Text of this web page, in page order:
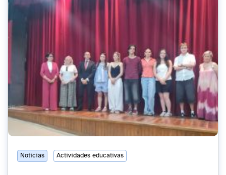
Noticias Actividades educativas